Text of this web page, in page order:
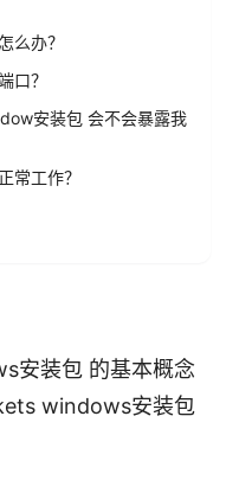
么办？
口？
安装包 会不会暴露我
常工作？
安装包 的基本概念
windows安装包